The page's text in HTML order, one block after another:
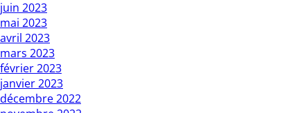
juin 2023
mai 2023
avril 2023
mars 2023
février 2023
janvier 2023
décembre 2022